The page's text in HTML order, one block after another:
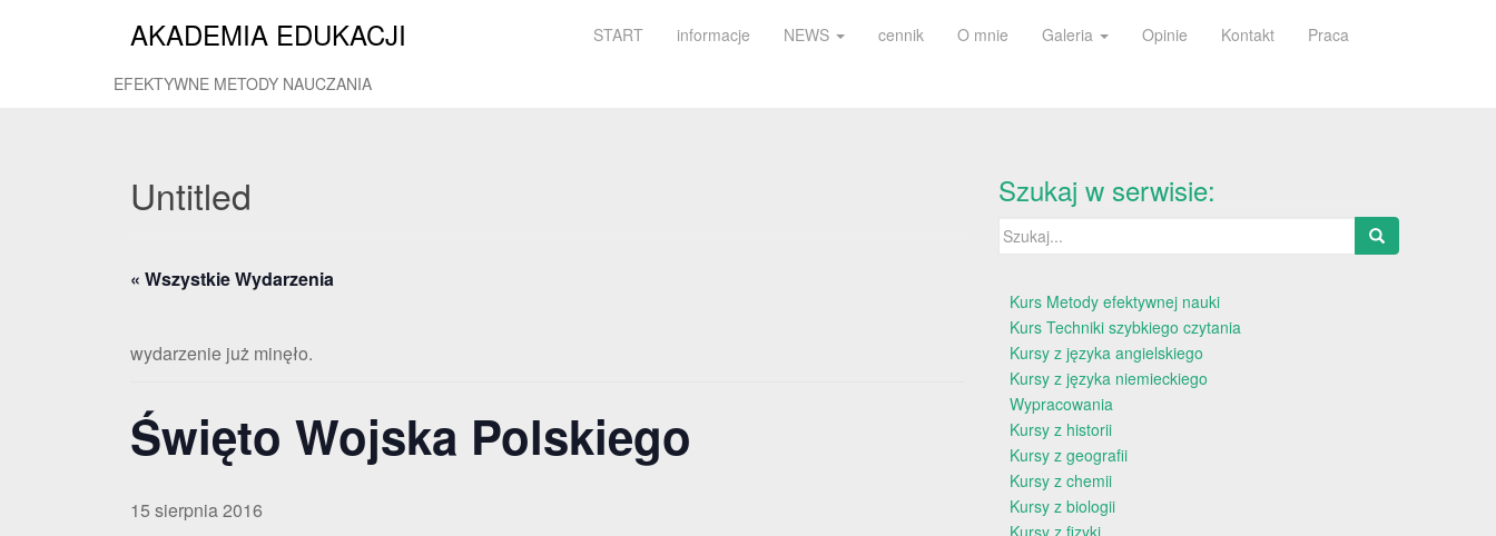
AKADEMIA EDUKACJI
EFEKTYWNE METODY NAUCZANIA
START informacje NEWS cennik O mnie Galeria Opinie Kontakt Praca
Untitled
« Wszystkie Wydarzenia
wydarzenie już minęło.
Święto Wojska Polskiego
15 sierpnia 2016
Szukaj w serwisie:
Szukaj:
Kurs Metody efektywnej nauki
Kurs Techniki szybkiego czytania
Kursy z języka angielskiego
Kursy z języka niemieckiego
Wypracowania
Kursy z historii
Kursy z geografii
Kursy z chemii
Kursy z biologii
Kursy z fizyki